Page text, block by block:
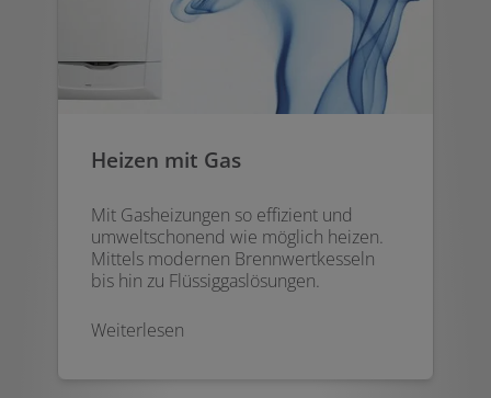
Heizen mit Gas
Mit Gasheizungen so effizient und
umweltschonend wie möglich heizen.
Mittels modernen Brennwertkesseln
bis hin zu Flüssiggaslösungen.
Weiterlesen